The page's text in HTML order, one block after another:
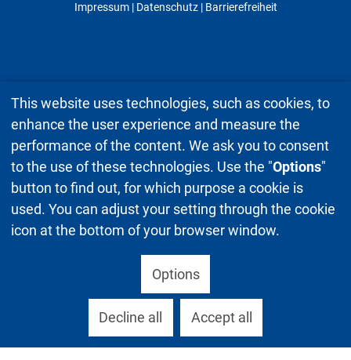
Impressum| Datenschutz| Barrierefreiheit
This website uses technologies, such as cookies, to
enhance the user experience and measure the
performance of the content. We ask you to consent
to the use of these technologies. Use the "Options"
button to find out, for which purpose a cookie is
used. You can adjust your setting through the cookie
icon at the bottom of your browser window.
Options
Decline all Accept all